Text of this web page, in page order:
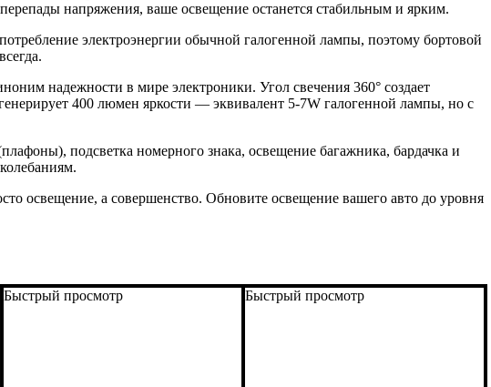
напряжения, ваше освещение останется стабильным и ярким.
электроэнергии обычной галогенной лампы, поэтому бортовой
надежности в мире электроники. Угол свечения 360° создает
400 люмен яркости — эквивалент 5-7W галогенной лампы, но с
подсветка номерного знака, освещение багажника, бардачка и
освещение, а совершенство. Обновите освещение вашего авто до уровня
Быстрый просмотр Быстрый просмотр